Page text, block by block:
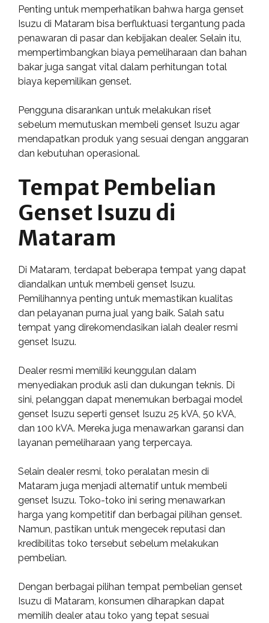
Penting untuk memperhatikan bahwa harga genset
Isuzu di Mataram bisa berfluktuasi tergantung pada
penawaran di pasar dan kebijakan dealer. Selain itu,
mempertimbangkan biaya pemeliharaan dan bahan
bakar juga sangat vital dalam perhitungan total
biaya kepemilikan genset.
Pengguna disarankan untuk melakukan riset
sebelum memutuskan membeli genset Isuzu agar
mendapatkan produk yang sesuai dengan anggaran
dan kebutuhan operasional.
Tempat Pembelian
Genset Isuzu di
Mataram
Di Mataram, terdapat beberapa tempat yang dapat
diandalkan untuk membeli genset Isuzu.
Pemilihannya penting untuk memastikan kualitas
dan pelayanan purna jual yang baik. Salah satu
tempat yang direkomendasikan ialah dealer resmi
genset Isuzu.
Dealer resmi memiliki keunggulan dalam
menyediakan produk asli dan dukungan teknis. Di
sini, pelanggan dapat menemukan berbagai model
genset Isuzu seperti genset Isuzu 25 kVA, 50 kVA,
dan 100 kVA. Mereka juga menawarkan garansi dan
layanan pemeliharaan yang terpercaya.
Selain dealer resmi, toko peralatan mesin di
Mataram juga menjadi alternatif untuk membeli
genset Isuzu. Toko-toko ini sering menawarkan
harga yang kompetitif dan berbagai pilihan genset.
Namun, pastikan untuk mengecek reputasi dan
kredibilitas toko tersebut sebelum melakukan
pembelian.
Dengan berbagai pilihan tempat pembelian genset
Isuzu di Mataram, konsumen diharapkan dapat
memilih dealer atau toko yang tepat sesuai